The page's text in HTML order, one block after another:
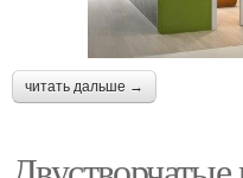
читать дальше →